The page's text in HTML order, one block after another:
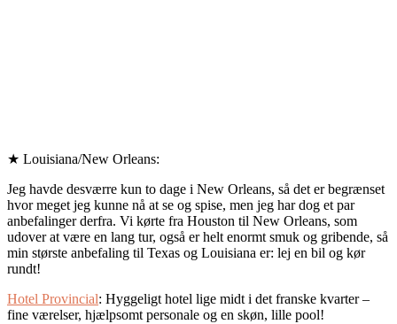
★ Louisiana/New Orleans:
Jeg havde desværre kun to dage i New Orleans, så det er begrænset
hvor meget jeg kunne nå at se og spise, men jeg har dog et par
anbefalinger derfra. Vi kørte fra Houston til New Orleans, som
udover at være en lang tur, også er helt enormt smuk og gribende, så
min største anbefaling til Texas og Louisiana er: lej en bil og kør
rundt!
Hotel Provincial: Hyggeligt hotel lige midt i det franske kvarter –
fine værelser, hjælpsomt personale og en skøn, lille pool!